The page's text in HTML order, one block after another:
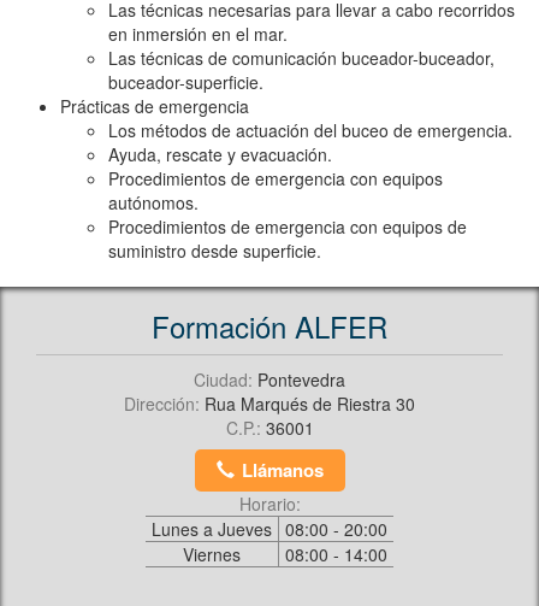
Las técnicas necesarias para llevar a cabo recorridos
en inmersión en el mar.
Las técnicas de comunicación buceador-buceador,
buceador-superficie.
Prácticas de emergencia
Los métodos de actuación del buceo de emergencia.
Ayuda, rescate y evacuación.
Procedimientos de emergencia con equipos
autónomos.
Procedimientos de emergencia con equipos de
suministro desde superficie.
Formación ALFER
Ciudad: Pontevedra
Dirección: Rua Marqués de Riestra 30
C.P.: 36001
Llámanos
Horario:
Lunes a Jueves 08:00 - 20:00
Viernes
08:00 - 14:00